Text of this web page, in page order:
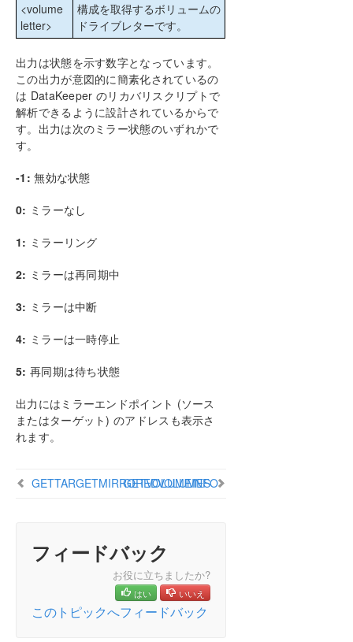
DKHEALTHCHECK
イベントログの考慮事項
レジストリエントリ
SIOS DataKeeper で EMCMD を使用する
ミラー状態の定義
BREAKMIRROR
CREATEJOB
DELETELOCALMIRRORONLY
DROPSNAPSHOT
GETCOMPLETEVOLUMELIST
GETCONFIGURATION
GETJOBINFOFORVOL
GETRESYNCSTATUS
GETSERVICEINFO
GETSNAPSHOTLOCATION
GETSOURCEMIRROREDVOLUMES
<volume
letter>
構成を取得するボリュームの
ドライブレターです。
出力は状態を示す数字となっています。
この出力が意図的に簡素化されているの
は DataKeeper のリカバリスクリプトで
解析できるように設計されているからで
す。出力は次のミラー状態のいずれかで
す。
-1: 無効な状態
0: ミラーなし
1: ミラーリング
2: ミラーは再同期中
3: ミラーは中断
4: ミラーは一時停止
5: 再同期は待ち状態
出力にはミラーエンドポイント (ソース
またはターゲット) のアドレスも表示さ
れます。
GETTARGETMIRROREDVOLUMES
GETVOLUMEINFO
フィードバック
お役に立ちましたか?
はい いいえ
このトピックへフィードバック